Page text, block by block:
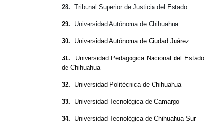
28. Tribunal Superior de Justicia del Estado
29. Universidad Autónoma de Chihuahua
30. Universidad Autónoma de Ciudad Juárez
31. Universidad Pedagógica Nacional del Estado
de Chihuahua
32. Universidad Politécnica de Chihuahua
33. Universidad Tecnológica de Camargo
34. Universidad Tecnológica de Chihuahua Sur